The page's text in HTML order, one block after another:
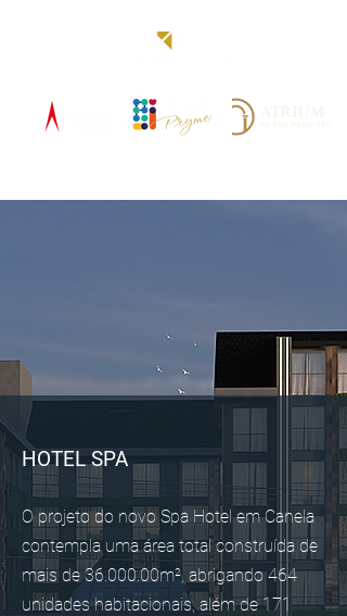
HOTEL SPA
O projeto do novo Spa Hotel em Canela
contempla uma área total construída de
mais de 36.000.00m², abrigando 464
unidades habitacionais, além de 171